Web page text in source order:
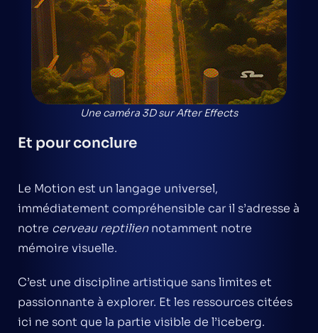
Une caméra 3D sur After Effects
Et pour conclure
Le Motion est un langage universel,
immédiatement compréhensible car il s’adresse à
notre cerveau reptiliennotamment notre
mémoire visuelle.
C’est une discipline artistique sans limites et
passionnante à explorer. Et les ressources citées
ici ne sont que la partie visible de l’iceberg.